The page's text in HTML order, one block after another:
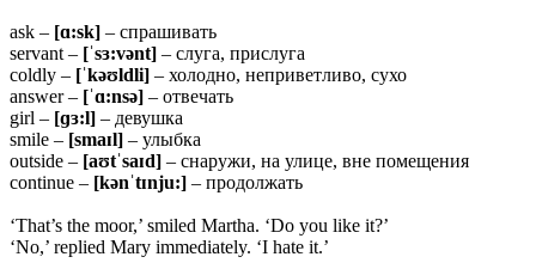
ask – [ɑ:sk] – спрашивать
servant – [ˈsɜ:vənt] – слуга, прислуга
coldly – [ˈkəʊldli] – холодно, неприветливо, сухо
answer – [ˈɑ:nsə] – отвечать
girl – [ɡɜ:l] – девушка
smile – [smaɪl] – улыбка
outside – [aʊtˈsaɪd] – снаружи, на улице, вне помещения
continue – [kənˈtɪnju:] – продолжать
‘That’s the moor,’ smiled Martha. ‘Do you like it?’
‘No,’ replied Mary immediately. ‘I hate it.’